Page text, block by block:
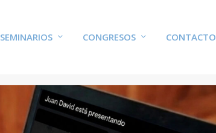
SEMINARIOS CONGRESOS CONTACTO